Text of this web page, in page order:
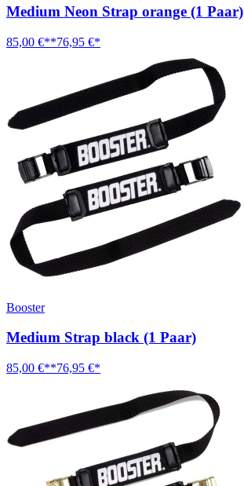
Medium Neon Strap orange (1 Paar)
85,00 €**76,95 €*
Booster
Medium Strap black (1 Paar)
85,00 €**76,95 €*